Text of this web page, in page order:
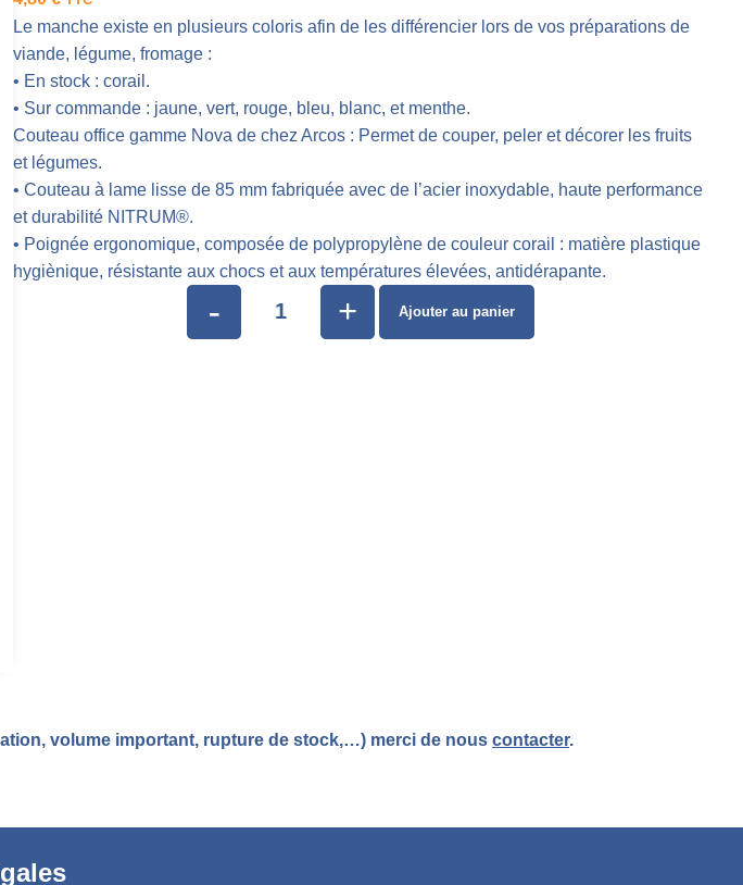
Le manche existe en plusieurs coloris afin de les différencier lors de vos préparations de
viande, légume, fromage :
• En stock : corail.
• Sur commande : jaune, vert, rouge, bleu, blanc, et menthe.
Couteau office gamme Nova de chez Arcos : Permet de couper, peler et décorer les fruits
et légumes.
• Couteau à lame lisse de 85 mm fabriquée avec de l’acier inoxydable, haute performance
et durabilité NITRUM®.
• Poignée ergonomique, composée de polypropylène de couleur corail : matière plastique
hygiènique, résistante aux chocs et aux températures élevées, antidérapante.
- + Ajouter au panier
volume important, rupture de stock,…) merci de nous contacter.